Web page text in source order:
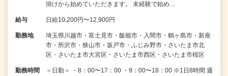
掛けから始めていただきます。 未経験で始め…
給与 日給10,200円〜12,900円
勤務地
埼玉県川越市・富士見市・飯能市・入間市・鶴ヶ島市・新座
市・所沢市・狭山市・坂戸市・ふじみ野市・さいたま市北
区・さいたま市大宮区・さいたま市西区・さいたま市桜区
勤務時間
＜日勤＞ ・8：00〜17：00 ・9：00〜18：00 ※1日8時間 週